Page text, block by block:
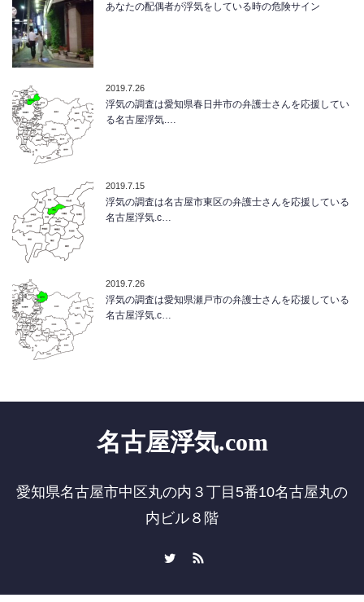
あなたの配偶者が浮気をしている時の危険サイン
2019.7.26
浮気の調査は愛知県春日井市の弁護士さんを応援してい
る名古屋浮気.…
2019.7.15
浮気の調査は名古屋市東区の弁護士さんを応援している
名古屋浮気.c…
2019.7.26
浮気の調査は愛知県瀬戸市の弁護士さんを応援している
名古屋浮気.c…
名古屋浮気.com
愛知県名古屋市中区丸の内３丁目5番10名古屋丸の
内ビル８階